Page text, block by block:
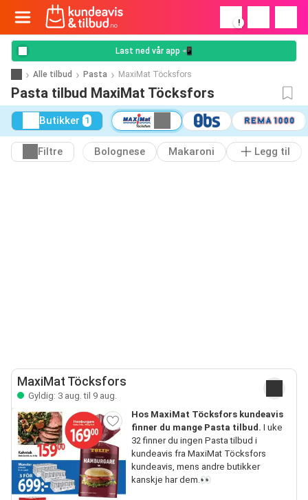
!
Last ned vår app 📲
Alle tilbud Pasta MaxiMat Töcksfors
Pasta tilbud MaxiMat Töcksfors
Butikker 1
Filtre Bolognese Makaroni Legg til
MaxiMat Töcksfors
Gyldig: 3 aug. til 9 aug.
Hos MaxiMat Töcksfors kundeavis
finner du mange Pasta tilbud. I uke
32 finner du ingen Pasta tilbud i
kundeavis fra MaxiMat Töcksfors
kundeavis, mens andre butikker
kanskje har dem.👀